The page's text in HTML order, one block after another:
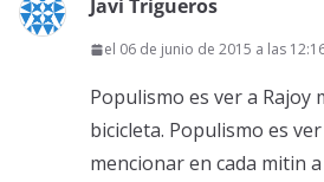
Javi Trigueros
el 06 de junio de 2015 a las
Populismo es ver a Rajoy
bicicleta. Populismo es
mencionar en cada mitin